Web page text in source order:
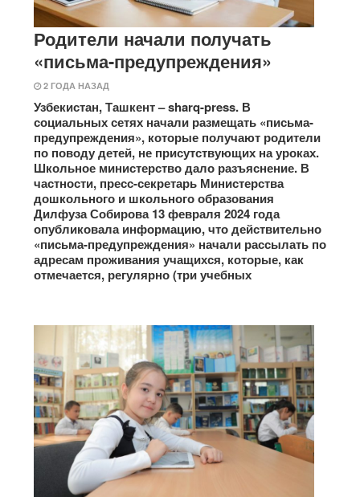
Родители начали получать
«письма-предупреждения»
2 ГОДА НАЗАД
Узбекистан, Ташкент – sharq-press. В
социальных сетях начали размещать «письма-
предупреждения», которые получают родители
по поводу детей, не присутствующих на уроках.
Школьное министерство дало разъяснение. В
частности, пресс-секретарь Министерства
дошкольного и школьного образования
Дилфуза Собирова 13 февраля 2024 года
опубликовала информацию, что действительно
«письма-предупреждения» начали рассылать по
адресам проживания учащихся, которые, как
отмечается, регулярно (три учебных